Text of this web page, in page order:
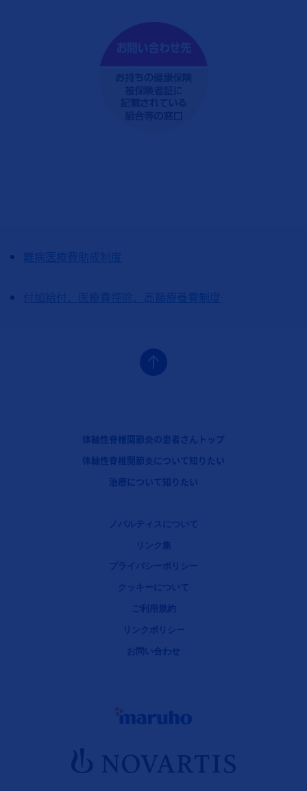
難病医療費助成制度
付加給付、医療費控除、高額療養費制度
体軸性脊椎関節炎の患者さんトップ
体軸性脊椎関節炎について知りたい
治療について知りたい
Legal [Footer Second]ノバルティスについて
リンク集
プライバシーポリシー
クッキーについて
ご利用規約
リンクポリシー
お問い合わせ